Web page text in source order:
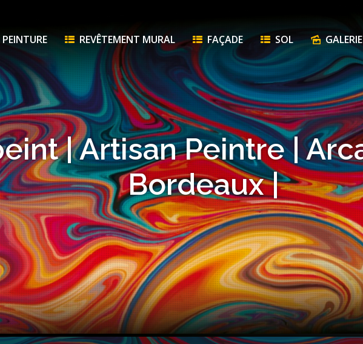
PEINTURE REVÊTEMENT MURAL FAÇADE SOL GALERIE
| Artisan Peintre |
Bordeaux |